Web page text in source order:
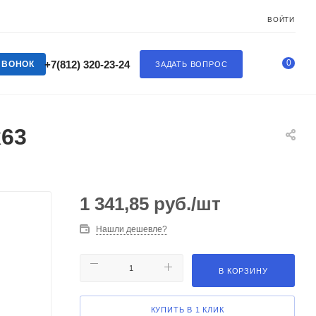
ВОЙТИ
ЗАДАТЬ ВОПРОС
+7(812) 320-23-24 0
1 341,85 руб./шт
Нашли дешевле?
В КОРЗИНУ
КУПИТЬ В 1 КЛИК